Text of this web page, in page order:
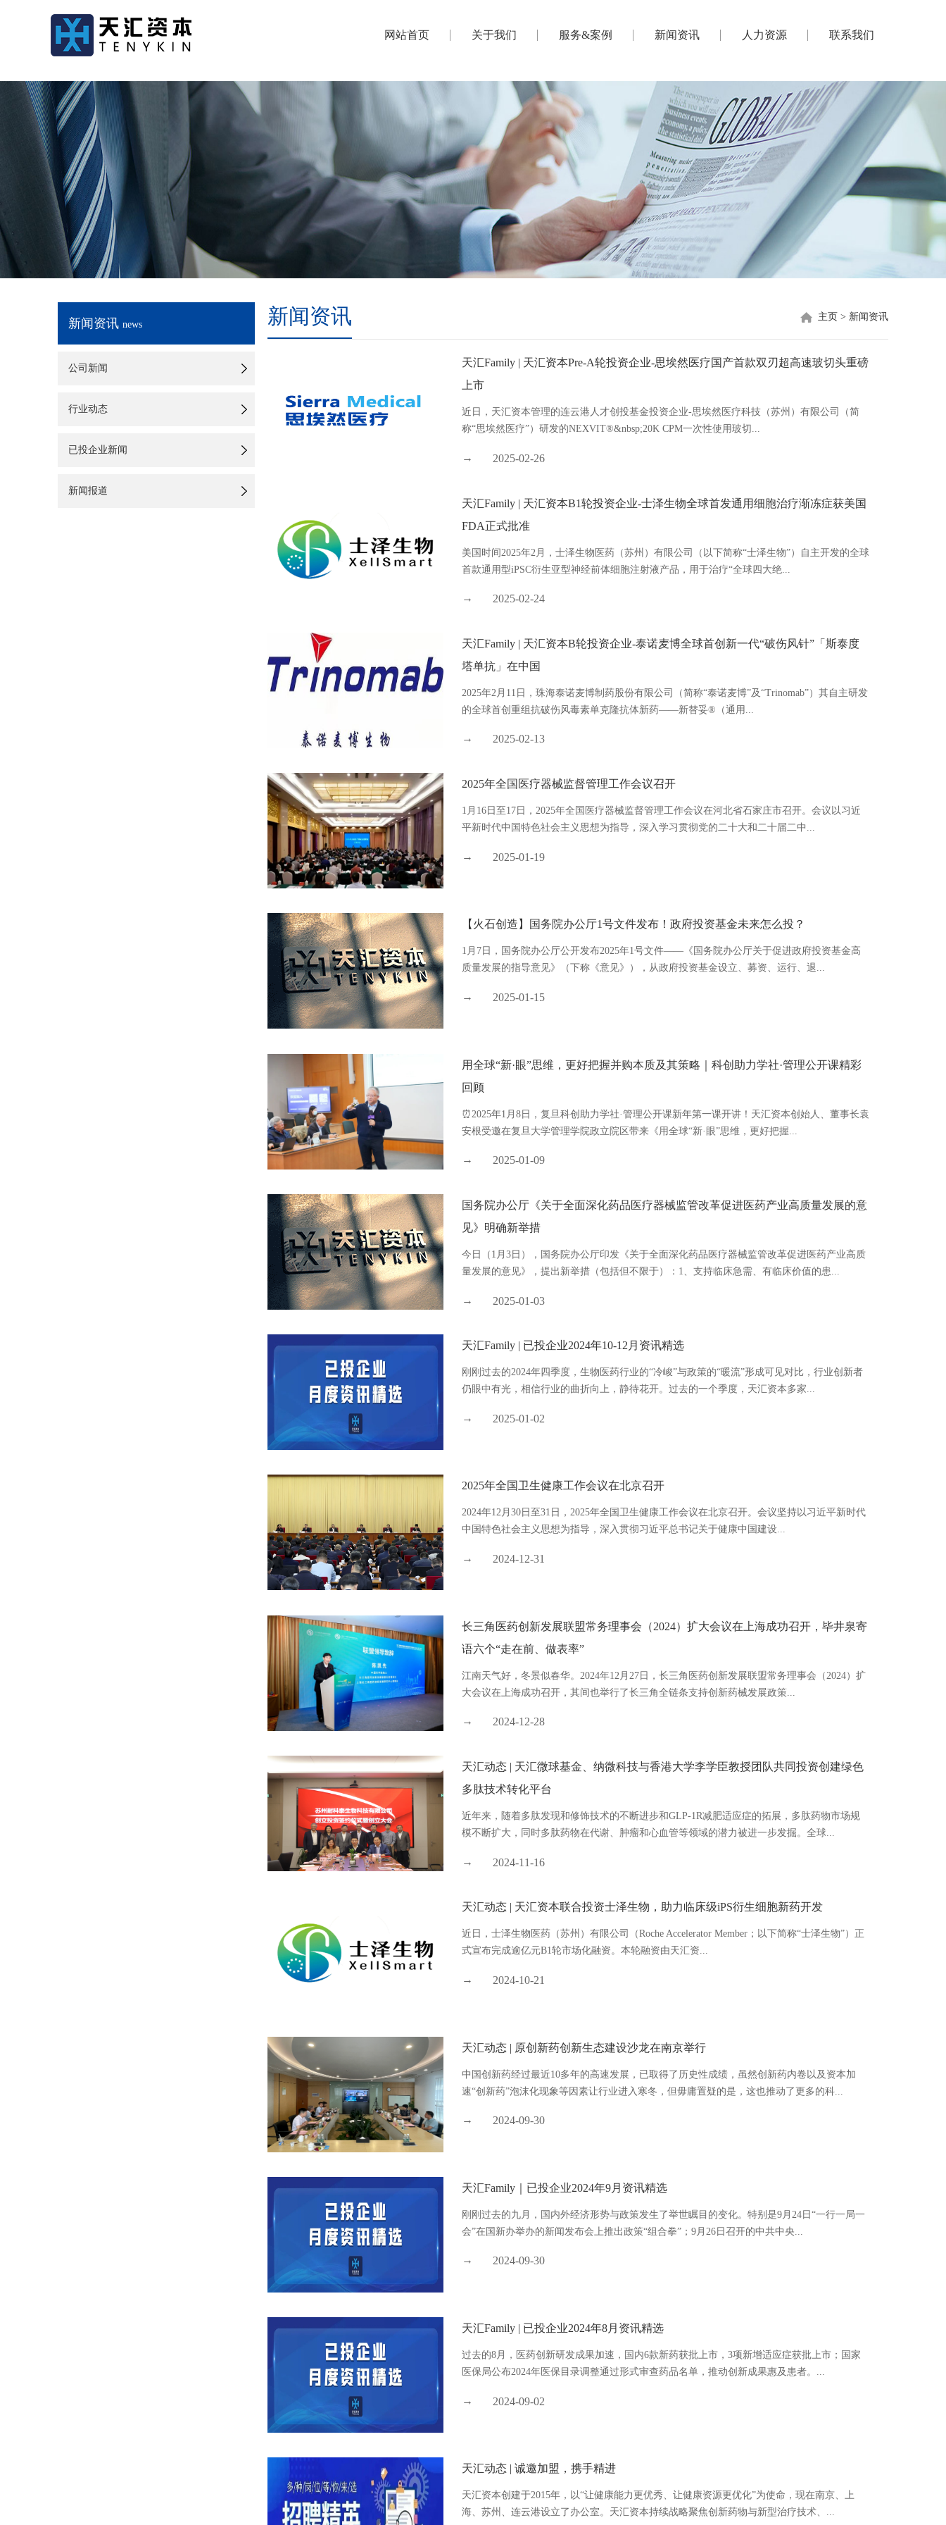
网站首页 关于我们 服务&案例 新闻资讯 人力资源 联系我们
新闻资讯 news
公司新闻
行业动态
已投企业新闻
新闻报道
新闻资讯 主页 > 新闻资讯
天汇Family | 天汇资本Pre-A轮投资企业-思埃然医疗国产首款双刃超高速玻切头重磅
上市
近日，天汇资本管理的连云港人才创投基金投资企业-思埃然医疗科技（苏州）有限公司（简
称“思埃然医疗”）研发的NEXVIT®&nbsp;20K CPM一次性使用玻切...
2025-02-26
天汇Family | 天汇资本B1轮投资企业-士泽生物全球首发通用细胞治疗渐冻症获美国
FDA正式批准
美国时间2025年2月，士泽生物医药（苏州）有限公司（以下简称“士泽生物”）自主开发的全球
首款通用型iPSC衍生亚型神经前体细胞注射液产品，用于治疗“全球四大绝...
2025-02-24
天汇Family | 天汇资本B轮投资企业-泰诺麦博全球首创新一代“破伤风针”「斯泰度
塔单抗」在中国
2025年2月11日，珠海泰诺麦博制药股份有限公司（简称“泰诺麦博”及“Trinomab”）其自主研发
的全球首创重组抗破伤风毒素单克隆抗体新药——新替妥®（通用...
2025-02-13
2025年全国医疗器械监督管理工作会议召开
1月16日至17日，2025年全国医疗器械监督管理工作会议在河北省石家庄市召开。会议以习近
平新时代中国特色社会主义思想为指导，深入学习贯彻党的二十大和二十届二中...
2025-01-19
【火石创造】国务院办公厅1号文件发布！政府投资基金未来怎么投？
1月7日，国务院办公厅公开发布2025年1号文件——《国务院办公厅关于促进政府投资基金高
质量发展的指导意见》（下称《意见》），从政府投资基金设立、募资、运行、退...
2025-01-15
用全球“新·眼”思维，更好把握并购本质及其策略｜科创助力学社·管理公开课精彩
回顾
⏰2025年1月8日，复旦科创助力学社·管理公开课新年第一课开讲！天汇资本创始人、董事长袁
安根受邀在复旦大学管理学院政立院区带来《用全球“新·眼”思维，更好把握...
2025-01-09
国务院办公厅《关于全面深化药品医疗器械监管改革促进医药产业高质量发展的意
见》明确新举措
今日（1月3日），国务院办公厅印发《关于全面深化药品医疗器械监管改革促进医药产业高质
量发展的意见》，提出新举措（包括但不限于）：1、支持临床急需、有临床价值的患...
2025-01-03
天汇Family | 已投企业2024年10-12月资讯精选
刚刚过去的2024年四季度，生物医药行业的“冷峻”与政策的“暖流”形成可见对比，行业创新者
仍眼中有光，相信行业的曲折向上，静待花开。过去的一个季度，天汇资本多家...
2025-01-02
2025年全国卫生健康工作会议在北京召开
2024年12月30日至31日，2025年全国卫生健康工作会议在北京召开。会议坚持以习近平新时代
中国特色社会主义思想为指导，深入贯彻习近平总书记关于健康中国建设...
2024-12-31
长三角医药创新发展联盟常务理事会（2024）扩大会议在上海成功召开，毕井泉寄
语六个“走在前、做表率”
江南天气好，冬景似春华。2024年12月27日，长三角医药创新发展联盟常务理事会（2024）扩
大会议在上海成功召开，其间也举行了长三角全链条支持创新药械发展政策...
2024-12-28
天汇动态 | 天汇微球基金、纳微科技与香港大学李学臣教授团队共同投资创建绿色
多肽技术转化平台
近年来，随着多肽发现和修饰技术的不断进步和GLP-1R减肥适应症的拓展，多肽药物市场规
模不断扩大，同时多肽药物在代谢、肿瘤和心血管等领域的潜力被进一步发掘。全球...
2024-11-16
天汇动态 | 天汇资本联合投资士泽生物，助力临床级iPS衍生细胞新药开发
近日，士泽生物医药（苏州）有限公司（Roche Accelerator Member；以下简称“士泽生物”）正
式宣布完成逾亿元B1轮市场化融资。本轮融资由天汇资...
2024-10-21
天汇动态 | 原创新药创新生态建设沙龙在南京举行
中国创新药经过最近10多年的高速发展，已取得了历史性成绩，虽然创新药内卷以及资本加
速“创新药”泡沫化现象等因素让行业进入寒冬，但毋庸置疑的是，这也推动了更多的科...
2024-09-30
天汇Family｜已投企业2024年9月资讯精选
刚刚过去的九月，国内外经济形势与政策发生了举世瞩目的变化。特别是9月24日“一行一局一
会”在国新办举办的新闻发布会上推出政策“组合拳”；9月26日召开的中共中央...
2024-09-30
天汇Family | 已投企业2024年8月资讯精选
过去的8月，医药创新研发成果加速，国内6款新药获批上市，3项新增适应症获批上市；国家
医保局公布2024年医保目录调整通过形式审查药品名单，推动创新成果惠及患者。...
2024-09-02
天汇动态 | 诚邀加盟，携手精进
天汇资本创建于2015年，以“让健康能力更优秀、让健康资源更优化”为使命，现在南京、上
海、苏州、连云港设立了办公室。天汇资本持续战略聚焦创新药物与新型治疗技术、...